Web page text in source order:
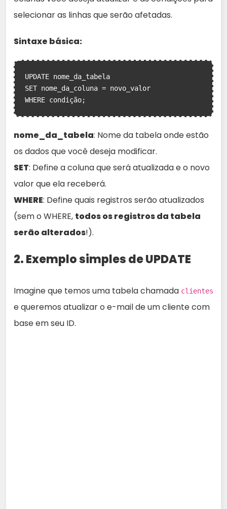
selecionar as linhas que serão afetadas.
Sintaxe básica:
UPDATE nome_da_tabela
SET nome_da_coluna = novo_valor
WHERE condição;
nome_da_tabela: Nome da tabela onde estão
os dados que você deseja modificar.
SET: Define a coluna que será atualizada e o novo
valor que ela receberá.
WHERE: Define quais registros serão atualizados
(sem o WHERE, todos os registros da tabela
serão alterados!).
2. Exemplo simples de UPDATE
Imagine que temos uma tabela chamada clientes
e queremos atualizar o e-mail de um cliente com
base em seu ID.